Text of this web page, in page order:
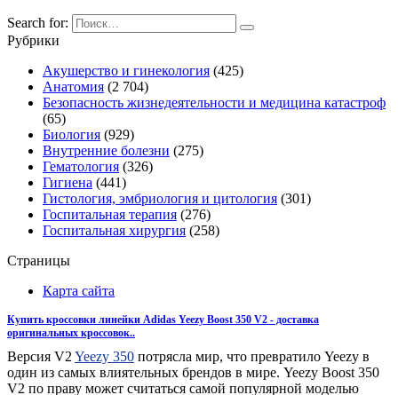
Search for:
Рубрики
Акушерство и гинекология (425)
Анатомия (2 704)
Безопасность жизнедеятельности и медицина катастроф
(65)
Биология (929)
Внутренние болезни (275)
Гематология (326)
Гигиена (441)
Гистология, эмбриология и цитология (301)
Госпитальная терапия (276)
Госпитальная хирургия (258)
Страницы
Карта сайта
Купить кроссовки линейки Adidas Yeezy Boost 350 V2 - доставка
оригинальных кроссовок..
Версия V2 Yeezy 350 потрясла мир, что превратило Yeezy в
один из самых влиятельных брендов в мире. Yeezy Boost 350
V2 по праву может считаться самой популярной моделью